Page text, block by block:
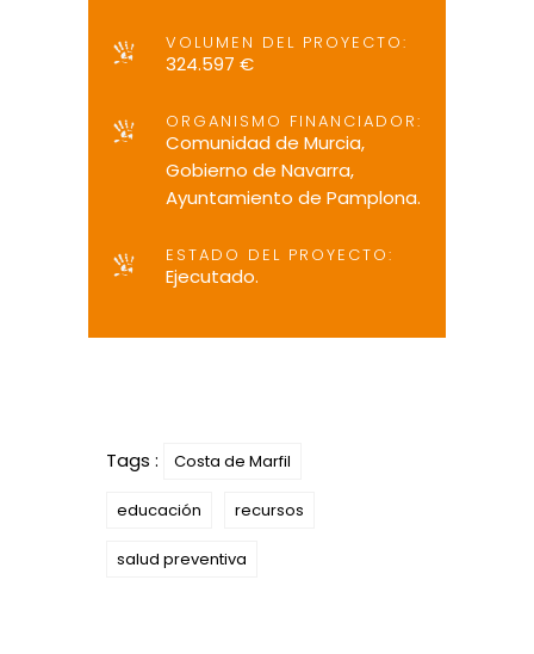
VOLUMEN DEL PROYECTO:
324.597 €
ORGANISMO FINANCIADOR:
Comunidad de Murcia,
Gobierno de Navarra,
Ayuntamiento de Pamplona.
ESTADO DEL PROYECTO:
Ejecutado.
Tags : Costa de Marfil
educación recursos
salud preventiva